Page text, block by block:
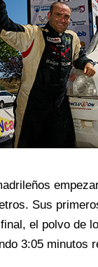
Sus
el polvo de
3:05 minutos